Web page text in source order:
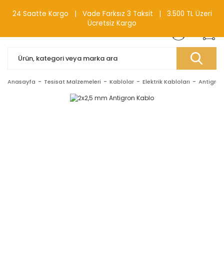
0(212) 240 87 88
Anasayfa Tesisat Malzemeleri Kablolar Elektrik Kabloları
24 Saatte Kargo | Vade Farksız 3 Taksit | 3.500 TL Üzeri
Ücretsiz Kargo